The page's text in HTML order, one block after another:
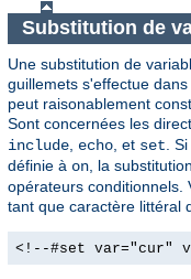
Substitution de
Une substitution de
guillemets s'effectue
peut raisonablement
Sont concernées les
include echo , et set .
définie à on , la
opérateurs conditionnels.
tant que caractère littéral
<!--#set var="cur"